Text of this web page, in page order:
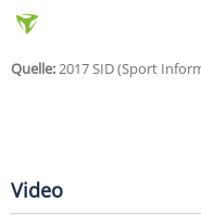
Quelle:2017 SID (Sport
Video